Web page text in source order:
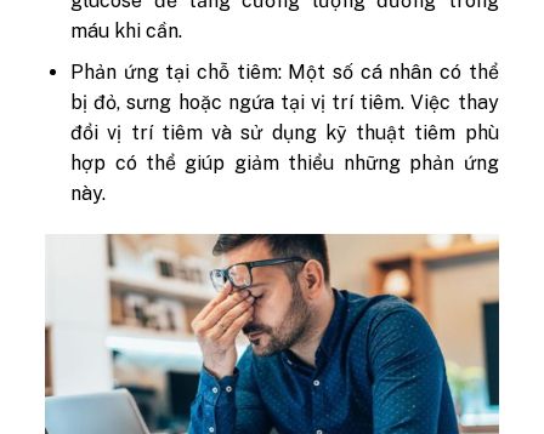
máu khi cần.
Phản ứng tại chỗ tiêm: Một số cá nhân có thể
bị đỏ, sưng hoặc ngứa tại vị trí tiêm. Việc thay
đổi vị trí tiêm và sử dụng kỹ thuật tiêm phù
hợp có thể giúp giảm thiểu những phản ứng
này.